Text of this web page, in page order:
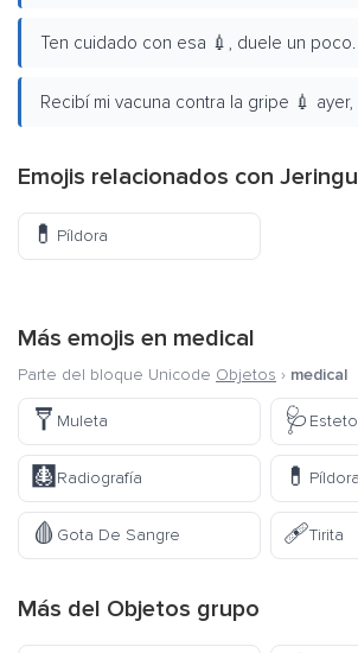
Ten cuidado con esa 💉, duele un poco.
Recibí mi vacuna contra la gripe 💉
Emojis relacionados con
💊 Píldora
Más emojis en medical
Parte del bloque Unicode Objetos › medical
🩼 Muleta 🩺
🩻 Radiografía 💊 Píldora
🩸 Gota De Sangre 🩹Tirita
Más del Objetos grupo